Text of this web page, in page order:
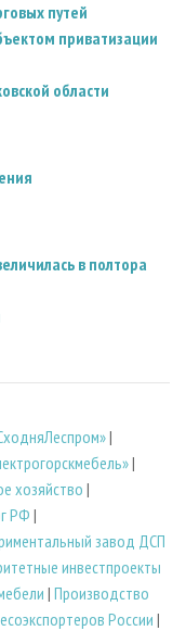
путей
приватизации
области
в полтора
|
|
хозяйство|
РФ|
завод ДСП
инвестпроекты
| Производство
России |